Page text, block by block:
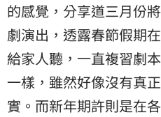
的感覺，分享道三月份
劇演出，透露春節假期
給家人聽，一直複習劇
一樣，雖然好像沒有真
實。而新年期許則是在